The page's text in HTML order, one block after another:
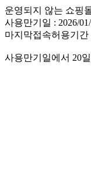
운영되지 않는 쇼핑
사용만기일 : 2026/
마지막접속허용기간
사용만기일에서 20